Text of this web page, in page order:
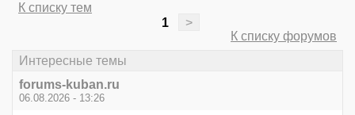
К списку тем
1
>
К списку форумов
Интересные темы
forums-kuban.ru
06.08.2026 - 13:26